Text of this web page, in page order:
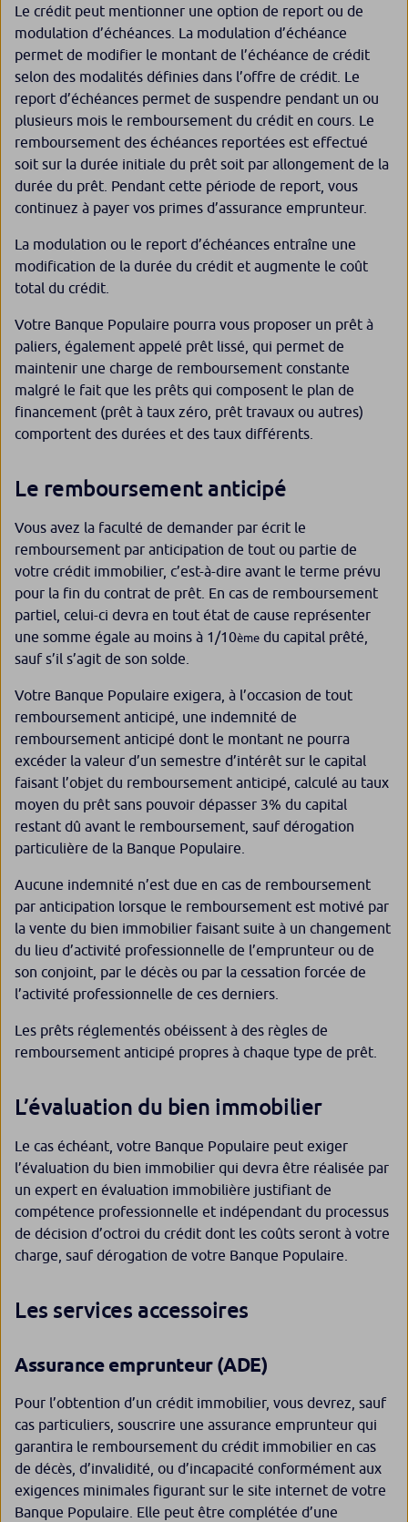
Le crédit peut mentionner une option de report ou de
modulation d’échéances. La modulation d’échéance
permet de modifier le montant de l’échéance de crédit
selon des modalités définies dans l’offre de crédit. Le
report d’échéances permet de suspendre pendant un ou
plusieurs mois le remboursement du crédit en cours. Le
remboursement des échéances reportées est effectué
soit sur la durée initiale du prêt soit par allongement de la
durée du prêt. Pendant cette période de report, vous
continuez à payer vos primes d’assurance emprunteur.
La modulation ou le report d’échéances entraîne une
modification de la durée du crédit et augmente le coût
total du crédit.
Votre Banque Populaire pourra vous proposer un prêt à
paliers, également appelé prêt lissé, qui permet de
maintenir une charge de remboursement constante
malgré le fait que les prêts qui composent le plan de
financement (prêt à taux zéro, prêt travaux ou autres)
comportent des durées et des taux différents.
Le remboursement anticipé
Vous avez la faculté de demander par écrit le
remboursement par anticipation de tout ou partie de
votre crédit immobilier, c’est-à-dire avant le terme prévu
pour la fin du contrat de prêt. En cas de remboursement
partiel, celui-ci devra en tout état de cause représenter
une somme égale au moins à 1/10ème du capital prêté,
sauf s’il s’agit de son solde.
Votre Banque Populaire exigera, à l’occasion de tout
remboursement anticipé, une indemnité de
remboursement anticipé dont le montant ne pourra
excéder la valeur d’un semestre d’intérêt sur le capital
faisant l’objet du remboursement anticipé, calculé au taux
moyen du prêt sans pouvoir dépasser 3% du capital
restant dû avant le remboursement, sauf dérogation
particulière de la Banque Populaire.
Aucune indemnité n’est due en cas de remboursement
par anticipation lorsque le remboursement est motivé par
la vente du bien immobilier faisant suite à un changement
du lieu d’activité professionnelle de l’emprunteur ou de
son conjoint, par le décès ou par la cessation forcée de
l’activité professionnelle de ces derniers.
Les prêts réglementés obéissent à des règles de
remboursement anticipé propres à chaque type de prêt.
L’évaluation du bien immobilier
Le cas échéant, votre Banque Populaire peut exiger
l’évaluation du bien immobilier qui devra être réalisée par
un expert en évaluation immobilière justifiant de
compétence professionnelle et indépendant du processus
de décision d’octroi du crédit dont les coûts seront à votre
charge, sauf dérogation de votre Banque Populaire.
Les services accessoires
Assurance emprunteur (ADE)
Pour l’obtention d’un crédit immobilier, vous devrez, sauf
cas particuliers, souscrire une assurance emprunteur qui
garantira le remboursement du crédit immobilier en cas
de décès, d’invalidité, ou d’incapacité conformément aux
exigences minimales figurant sur le site internet de votre
Banque Populaire. Elle peut être complétée d’une